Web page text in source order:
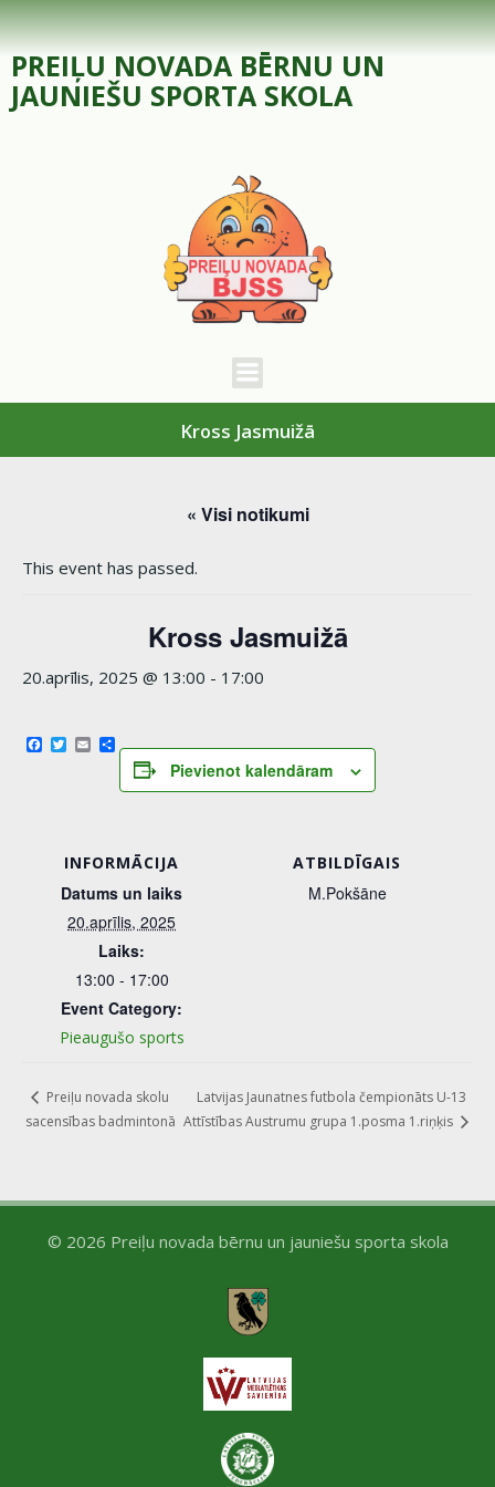
Skip
to
content
PREIĻU NOVADA BĒRNU UN
JAUNIEŠU SPORTA SKOLA
Kross Jasmuižā
« Visi notikumi
This event has passed.
Kross Jasmuižā
20.aprīlis, 2025 @ 13:00 - 17:00
Facebook
Twitter
EmailShare
Pievienot kalendāram
INFORMĀCIJA
Datums un laiks
20.aprīlis, 2025
Laiks:
13:00 - 17:00
Event Category:
Pieaugušo sports
ATBILDĪGAIS
M.Pokšāne
Preiļu novada skolu
sacensības badmintonā
Latvijas Jaunatnes futbola čempionāts U-13
Attīstības Austrumu grupa 1.posma 1.riņķis
© 2026 Preiļu novada bērnu un jauniešu sporta skola